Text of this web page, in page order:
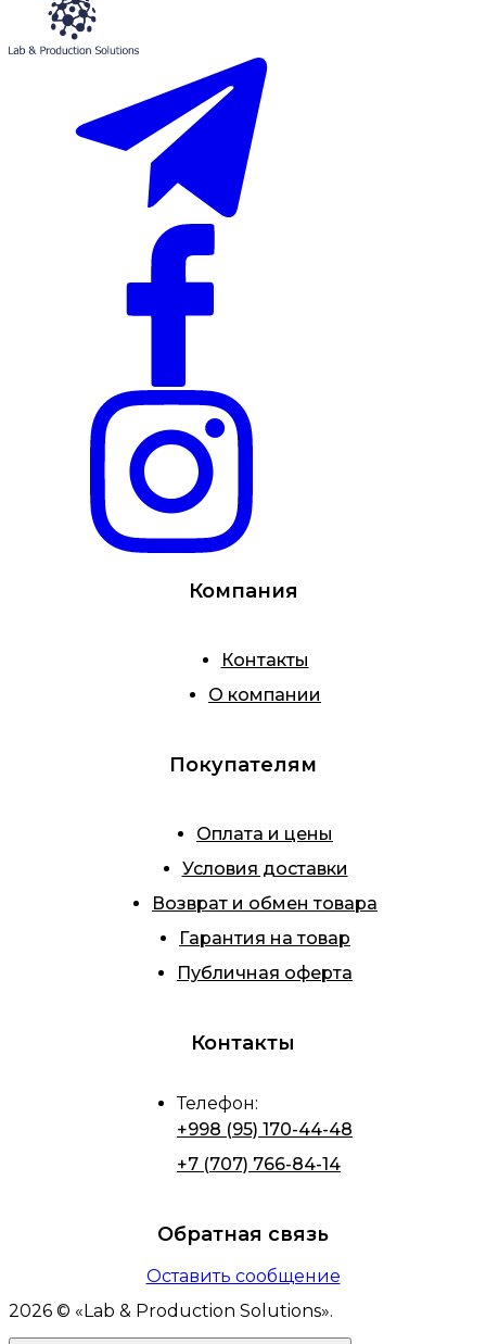
Компания
Контакты
О компании
Покупателям
Оплата и цены
Условия доставки
Возврат и обмен товара
Гарантия на товар
Публичная оферта
Контакты
Телефон:
+998 (95) 170-44-48
+7 (707) 766-84-14
Обратная связь
Оставить сообщение
2026 © « Lab & Production Solutions».